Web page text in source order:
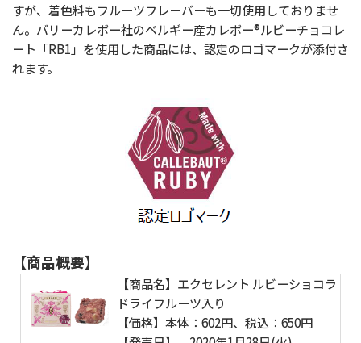
すが、着色料もフルーツフレーバーも一切使用しておりませ
ん。バリーカレボー社のベルギー産カレボー®ルビーチョコレ
ート「RB1」を使用した商品には、認定のロゴマークが添付さ
れます。
【商品概要】
【商品名】エクセレント ルビーショコラ
ドライフルーツ入り
【価格】本体：602円、税込：650円